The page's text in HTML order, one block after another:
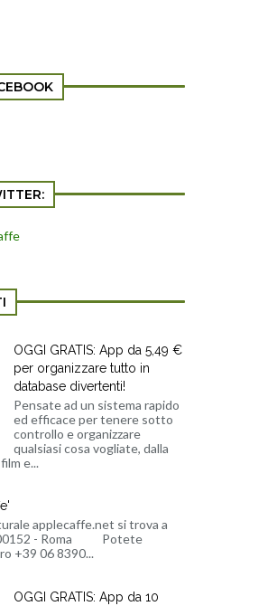
OGGI GRATIS: App da 5,49 €
per organizzare tutto in
database divertenti!
Pensate ad un sistema rapido
ed efficace per tenere sotto
controllo e organizzare
qualsiasi cosa vogliate, dalla
e...
applecaffe.net si trova a
00152 - Roma Potete
+39 06 8390...
OGGI GRATIS: App da 10